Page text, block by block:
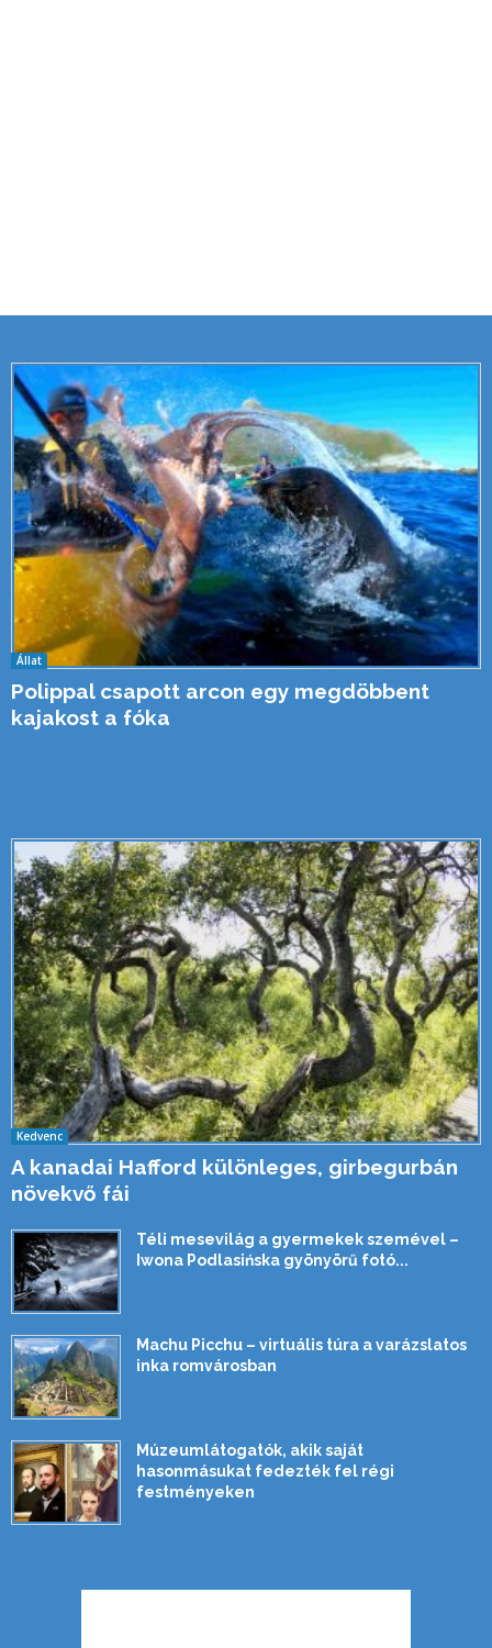
Állat
Polippal csapott arcon egy megdöbbent
kajakost a fóka
Kedvenc
A kanadai Hafford különleges, girbegurbán
növekvő fái
Téli mesevilág a gyermekek szemével –
Iwona Podlasińska gyönyörű fotó...
Machu Picchu – virtuális túra a varázslatos
inka romvárosban
Múzeumlátogatók, akik saját
hasonmásukat fedezték fel régi
festményeken